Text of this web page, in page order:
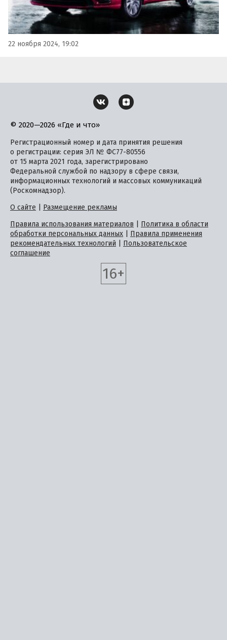
22 ноября 2024, 19:02
© 2020—2026 «Где и что»
Регистрационный номер и дата принятия решения
о регистрации: серия ЭЛ № ФС77-80556
от 15 марта 2021 года, зарегистрировано
Федеральной службой по надзору в сфере связи,
информационных технологий и массовых коммуникаций
(Роскомнадзор).
О сайте
Размещение рекламы
Правила использования материалов
Политика в области
обработки персональных данных
Правила применения
рекомендательных технологий
Пользовательское
соглашение
16+